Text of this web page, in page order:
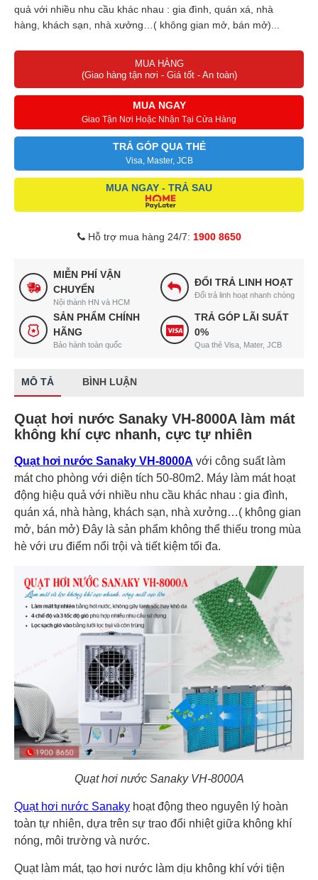
quả với nhiều nhu cầu khác nhau : gia đình, quán xá, nhà
hàng, khách sạn, nhà xưởng…( không gian mở, bán mở)...
MUA HÀNG
(Giao hàng tận nơi - Giá tốt - An toàn)
MUA NGAY
Giao Tận Nơi Hoặc Nhận Tại Cửa Hàng
TRẢ GÓP QUA THẺ
Visa, Master, JCB
MUA NGAY - TRẢ SAU
Hỗ trợ mua hàng 24/7: 1900 8650
MIỄN PHÍ VẬN
CHUYỂN
Nội thành HN và HCM
ĐỔI TRẢ LINH HOẠT
Đổi trả linh hoạt nhanh chóng
SẢN PHẨM CHÍNH
HÃNG
Bảo hành toàn quốc
TRẢ GÓP LÃI SUẤT
0%
Qua thẻ Visa, Mater, JCB
MÔ TẢ BÌNH LUẬN
Quạt hơi nước Sanaky VH-8000A làm mát
không khí cực nhanh, cực tự nhiên
Quạt hơi nước Sanaky VH-8000A với công suất làm
mát cho phòng với diện tích 50-80m2. Máy làm mát hoạt
động hiệu quả với nhiều nhu cầu khác nhau : gia đình,
quán xá, nhà hàng, khách sạn, nhà xưởng…( không gian
mở, bán mở) Đây là sản phẩm không thể thiếu trong mùa
hè với ưu điểm nổi trội và tiết kiệm tối đa.
Quạt hơi nước Sanaky VH-8000A
Quạt hơi nước Sanaky hoạt động theo nguyên lý hoàn
toàn tự nhiên, dựa trên sự trao đổi nhiệt giữa không khí
nóng, môi trường và nước.
Quạt làm mát, tạo hơi nước làm dịu không khí với tiện